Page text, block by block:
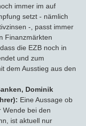
immer im auf
setzt - nämlich
-, passt immer
Finanzmärkten
die EZB noch in
und zum
dem Ausstieg aus den
Dominik
Eine Aussage ob
Wende bei den
ist aktuell nur